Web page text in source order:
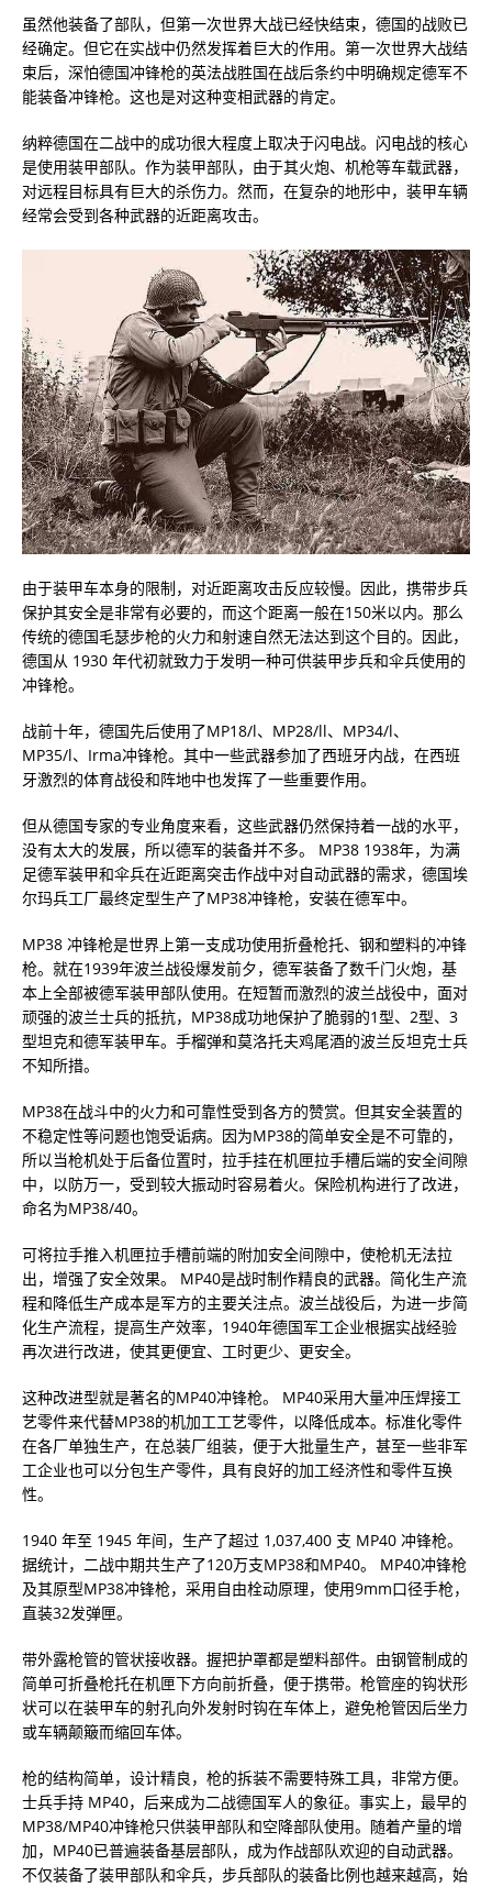
虽然他装备了部队，但第一次世界大战已经快结束，德国的战败已
经确定。但它在实战中仍然发挥着巨大的作用。第一次世界大战结
束后，深怕德国冲锋枪的英法战胜国在战后条约中明确规定德军不
能装备冲锋枪。这也是对这种变相武器的肯定。
纳粹德国在二战中的成功很大程度上取决于闪电战。闪电战的核心
是使用装甲部队。作为装甲部队，由于其火炮、机枪等车载武器，
对远程目标具有巨大的杀伤力。然而，在复杂的地形中，装甲车辆
经常会受到各种武器的近距离攻击。
由于装甲车本身的限制，对近距离攻击反应较慢。因此，携带步兵
保护其安全是非常有必要的，而这个距离一般在150米以内。那么
传统的德国毛瑟步枪的火力和射速自然无法达到这个目的。因此，
德国从 1930 年代初就致力于发明一种可供装甲步兵和伞兵使用的
冲锋枪。
战前十年，德国先后使用了MP18/l、MP28/ll、MP34/l、
MP35/l、Irma冲锋枪。其中一些武器参加了西班牙内战，在西班
牙激烈的体育战役和阵地中也发挥了一些重要作用。
但从德国专家的专业角度来看，这些武器仍然保持着一战的水平，
没有太大的发展，所以德军的装备并不多。 MP38 1938年，为满
足德军装甲和伞兵在近距离突击作战中对自动武器的需求，德国埃
尔玛兵工厂最终定型生产了MP38冲锋枪，安装在德军中。
MP38 冲锋枪是世界上第一支成功使用折叠枪托、钢和塑料的冲锋
枪。就在1939年波兰战役爆发前夕，德军装备了数千门火炮，基
本上全部被德军装甲部队使用。在短暂而激烈的波兰战役中，面对
顽强的波兰士兵的抵抗，MP38成功地保护了脆弱的1型、2型、3
型坦克和德军装甲车。手榴弹和莫洛托夫鸡尾酒的波兰反坦克士兵
不知所措。
MP38在战斗中的火力和可靠性受到各方的赞赏。但其安全装置的
不稳定性等问题也饱受诟病。因为MP38的简单安全是不可靠的，
所以当枪机处于后备位置时，拉手挂在机匣拉手槽后端的安全间隙
中，以防万一，受到较大振动时容易着火。保险机构进行了改进，
命名为MP38/40。
可将拉手推入机匣拉手槽前端的附加安全间隙中，使枪机无法拉
出，增强了安全效果。 MP40是战时制作精良的武器。简化生产流
程和降低生产成本是军方的主要关注点。波兰战役后，为进一步简
化生产流程，提高生产效率，1940年德国军工企业根据实战经验
再次进行改进，使其更便宜、工时更少、更安全。
这种改进型就是著名的MP40冲锋枪。 MP40采用大量冲压焊接工
艺零件来代替MP38的机加工工艺零件，以降低成本。标准化零件
在各厂单独生产，在总装厂组装，便于大批量生产，甚至一些非军
工企业也可以分包生产零件，具有良好的加工经济性和零件互换
性。
1940 年至 1945 年间，生产了超过 1,037,400 支 MP40 冲锋枪。
据统计，二战中期共生产了120万支MP38和MP40。 MP40冲锋枪
及其原型MP38冲锋枪，采用自由栓动原理，使用9mm口径手枪，
直装32发弹匣。
带外露枪管的管状接收器。握把护罩都是塑料部件。由钢管制成的
简单可折叠枪托在机匣下方向前折叠，便于携带。枪管座的钩状形
状可以在装甲车的射孔向外发射时钩在车体上，避免枪管因后坐力
或车辆颠簸而缩回车体。
枪的结构简单，设计精良，枪的拆装不需要特殊工具，非常方便。
士兵手持 MP40，后来成为二战德国军人的象征。事实上，最早的
MP38/MP40冲锋枪只供装甲部队和空降部队使用。随着产量的增
加，MP40已普遍装备基层部队，成为作战部队欢迎的自动武器。
不仅装备了装甲部队和伞兵，步兵部队的装备比例也越来越高，始